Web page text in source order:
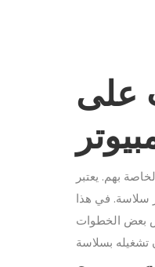
على
بهم. يعتبر
سلاسة. في هذا
بعض الخطوات